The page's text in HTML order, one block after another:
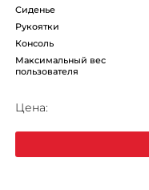
Сиденье
Рукоятки
Консоль
Максимальный вес
пользователя
Цена: